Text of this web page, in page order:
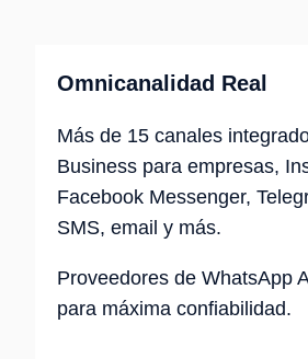
Omnicanalidad Real
Más de 15 canales
Business para empresas,
Facebook Messenger,
SMS, email y más.
Proveedores de WhatsApp
para máxima confiabilidad.